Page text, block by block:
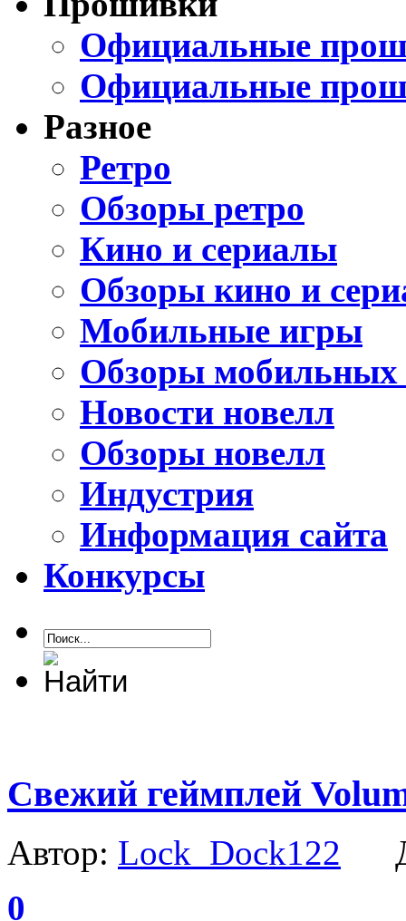
Официальные
Официальные
Разное
Ретро
Обзоры ретро
Кино и сериалы
Обзоры кино и
Мобильные игры
Обзоры мобильных
Новости новелл
Обзоры новелл
Индустрия
Информация сайта
Конкурсы
Свежий геймплей
Автор: Lock_Dock122
0